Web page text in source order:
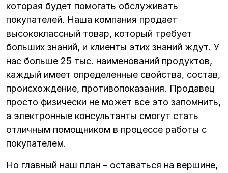
которая будет помогать обслуживать
покупателей. Наша компания продает
высококлассный товар, который требует
больших знаний, и клиенты этих знаний ждут. У
нас больше 25 тыс. наименований продуктов,
каждый имеет определенные свойства, состав,
происхождение, противопоказания. Продавец
просто физически не может все это запомнить,
а электронные консультанты смогут стать
отличным помощником в процессе работы с
покупателем.
Но главный наш план – оставаться на вершине,